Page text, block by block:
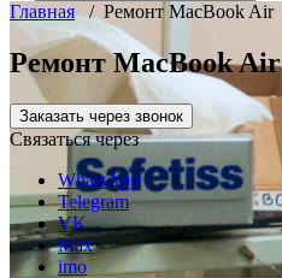
Главная/ Ремонт MacBook Air
Ремонт MacBook Air
Заказать через звонок
Связаться через
WhatsApp
Telegram
VK
Max
imo